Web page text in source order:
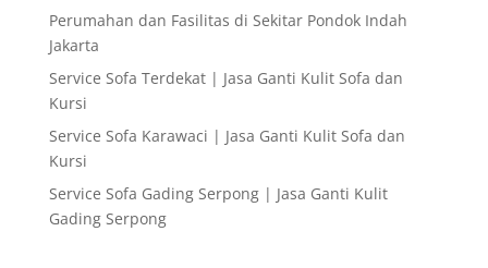
Perumahan dan Fasilitas di Sekitar Pondok Indah
Jakarta
Service Sofa Terdekat | Jasa Ganti Kulit Sofa dan
Kursi
Service Sofa Karawaci | Jasa Ganti Kulit Sofa dan
Kursi
Service Sofa Gading Serpong | Jasa Ganti Kulit
Gading Serpong